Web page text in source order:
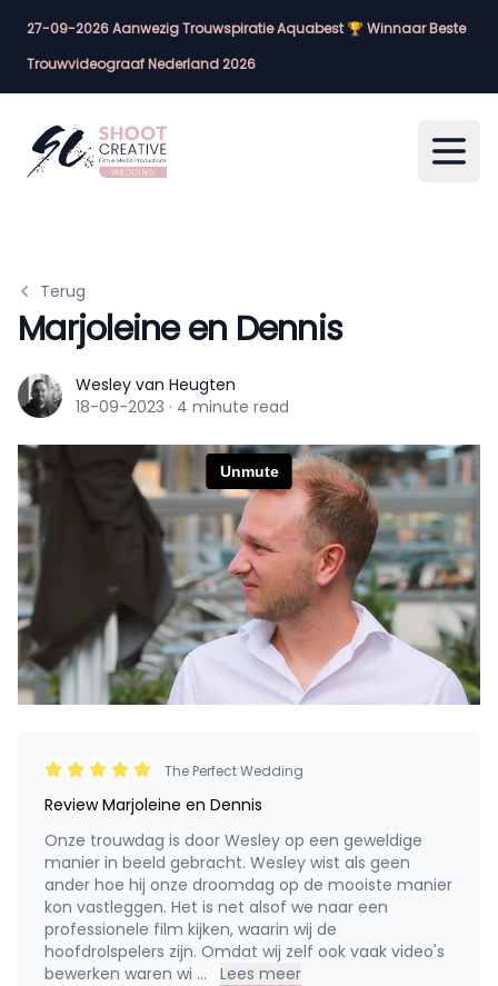
27-09-2026 Aanwezig Trouwspiratie Aquabest 🏆 Winnaar Beste
Trouwvideograaf Nederland 2026
Terug
Marjoleine en Dennis
Wesley van Heugten
Wesley van Heugten
18-09-2023 · 4 minute read
The Perfect Wedding
Review Marjoleine en Dennis
Onze trouwdag is door Wesley op een geweldige
manier in beeld gebracht. Wesley wist als geen
ander hoe hij onze droomdag op de mooiste manier
kon vastleggen. Het is net alsof we naar een
professionele film kijken, waarin wij de
hoofdrolspelers zijn. Omdat wij zelf ook vaak video's
bewerken waren wi ... Lees meer